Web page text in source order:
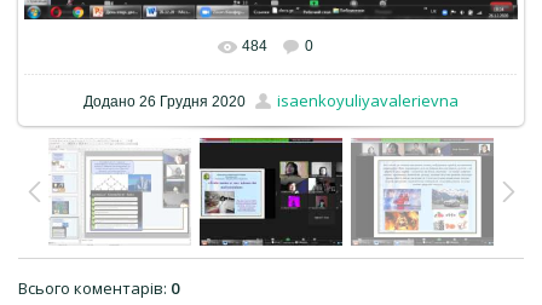
484 0
Додано 26 Грудня 2020 isaenkoyuliyavalerievna
Всього коментарів: 0